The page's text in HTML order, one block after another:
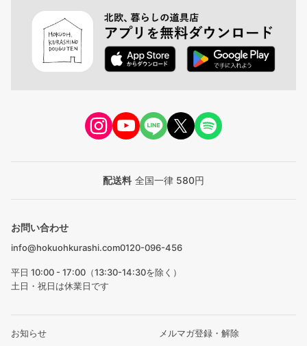
配送料 全国一律 580円
お問い合わせ
info@hokuohkurashi.com0120-096-456
平日 10:00 - 17:00（13:30-14:30を除く）
土日・祝日は休業日です
お知らせ メルマガ登録・解除